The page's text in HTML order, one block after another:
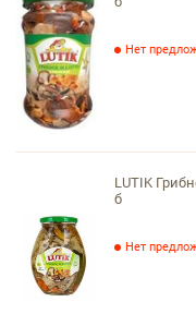
Нет
LUTIK
б
Нет